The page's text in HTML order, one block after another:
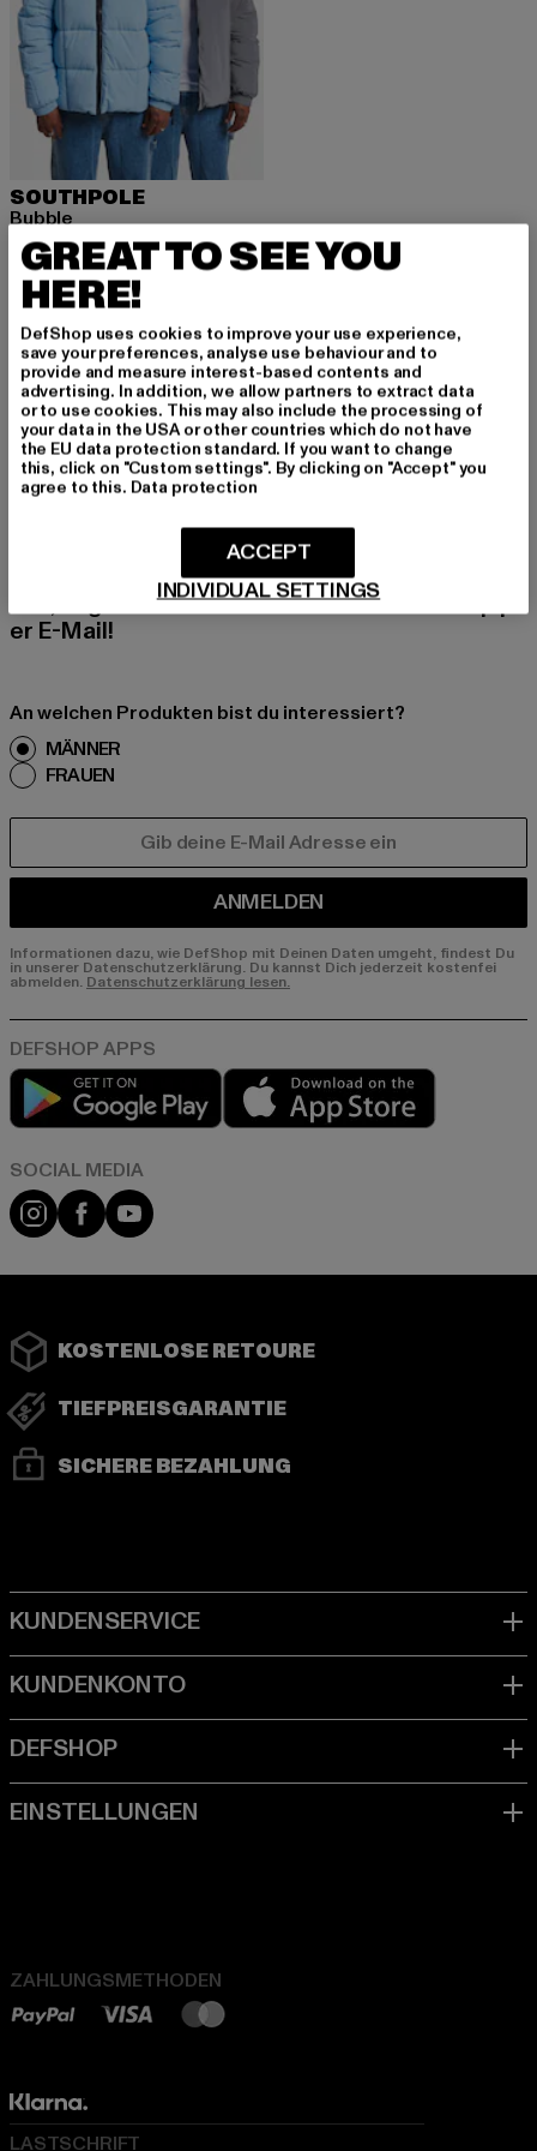
SOUTHPOLE
Bubble
82,49 EUR
Derzeitiger Preis: 82,49 EUR
149,99 EURAktionspreis: 149,99 EUR
MELDE DICH AN, UM
INSPIRIERT ZU BLEI
BEN!
Melde dich hier für unseren Newsletter an und
erhalte künftig Informationen über aktuelle Tre
nds, Angebote und Gutscheine von DefShop p
er E-Mail!
An welchen Produkten bist du interessiert?
MÄNNER
FRAUEN
ANMELDEN
Informationen dazu, wie DefShop mit Deinen Daten umgeht, findest Du
in unserer Datenschutzerklärung. Du kannst Dich jederzeit kostenfei
abmelden. Datenschutzerklärung lesen.
Play market
Instagram
FacebookYouTube
KOSTENLOSE RETOURE
TIEFPREISGARANTIE
SICHERE BEZAHLUNG
ZAHLUNGSMETHODEN
LASTSCHRIFT
GREAT TO SEE YOU
HERE!
DefShop uses cookies to improve your use experience,
save your preferences, analyse use behaviour and to
provide and measure interest-based contents and
advertising. In addition, we allow partners to extract data
or to use cookies. This may also include the processing of
your data in the USA or other countries which do not have
the EU data protection standard. If you want to change
this, click on "Custom settings". By clicking on "Accept" you
agree to this. Data protection
INDIVIDUAL SETTINGS
ACCEPT